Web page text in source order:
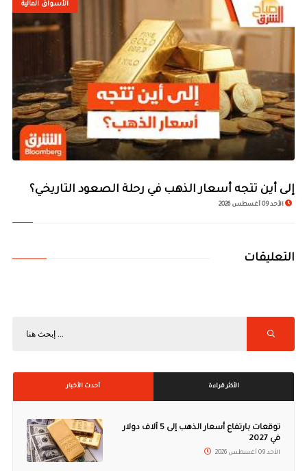
الأسواق المالية
إلى أين تتجه أسعار الذهب في رحلة الصعود التاريخي؟
الأحد 09 أغسطس 2026
التعليقات
الأكثر قراءة أحدث الأخبار
توقعات بارتفاع أسعار الذهب إلى 5 آلاف دولار
في 2027
الأحد 09 أغسطس 2026